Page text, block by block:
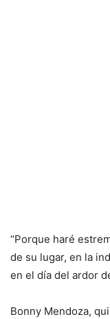
“Porque haré
de su lugar, en la
en el día del ardor
Bonny Mendoza,